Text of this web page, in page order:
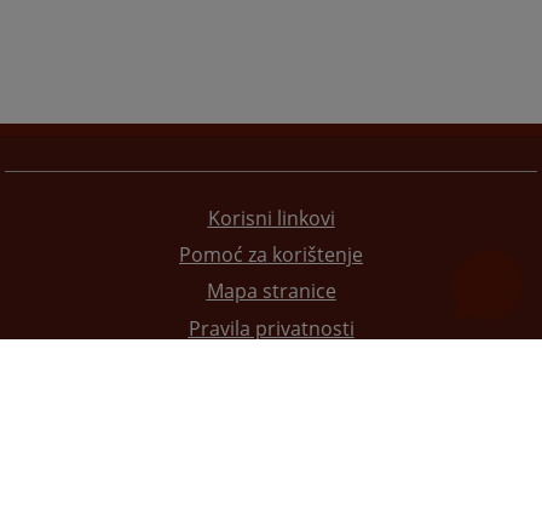
Korisni linkovi
Pomoć za korištenje
Mapa stranice
Pravila privatnosti